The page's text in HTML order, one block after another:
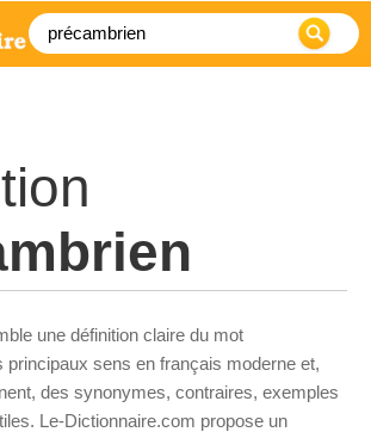
une définition claire du mot
principaux sens en français moderne et,
des synonymes, contraires, exemples
Le-Dictionnaire.com propose un